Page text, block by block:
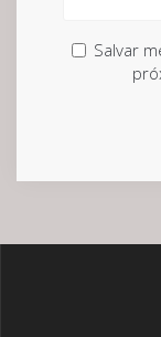
Salvar